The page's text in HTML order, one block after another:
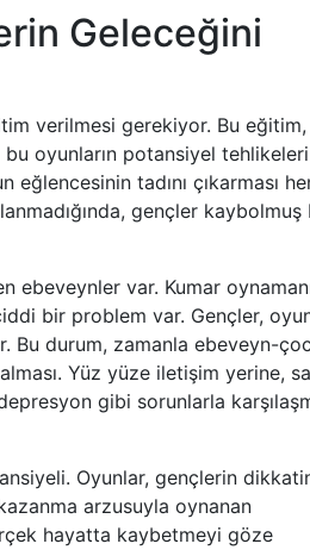
Geleceğini
verilmesi gerekiyor. Bu eğitim,
bu oyunların potansiyel tehlikeleri
tadını çıkarması
gençler kaybolmuş
ebeveynler var. Kumar
bir problem var. Gençler,
Bu durum, zamanla ebeveyn-
Yüz yüze iletişim yerine,
gibi sorunlarla
Oyunlar, gençlerin
arzusuyla oynanan
hayatta kaybetmeyi göze